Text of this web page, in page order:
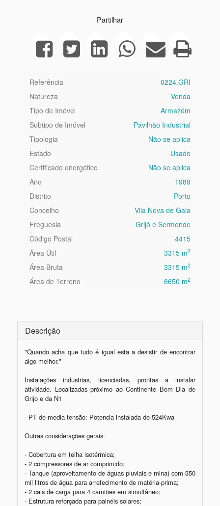
Partilhar
Referência
0224.GRI
Natureza
Venda
Tipo de Imóvel
Armazém
Subtipo de Imóvel
Pavilhão Industrial
Tipologia
Não se aplica
Estado
Usado
Certificado energético
Não se aplica
Ano
1989
Distrito
Porto
Concelho
Vila Nova de Gaia
Freguesia
Grijó e Sermonde
Código Postal
4415
Área Útil
3315 m2
Área Bruta 3315 m2
Área de Terreno 6650 m2
Descrição
"Quando acha que tudo é igual esta a desistir de encontrar
algo melhor."
Instalações industrias, licenciadas, prontas a instalar
atividade. Localizadas próximo ao Continente Bom Dia de
Grijo e da N1
- PT de media tensão: Potencia instalada de 524Kwa
Outras considerações gerais:
- Cobertura em telha isotérmica;
- 2 compressores de ar comprimido;
- Tanque (aproveitamento de águas pluviais e mina) com 350
mil litros de água para arrefecimento de matéria-prima;
- 2 cais de carga para 4 camiões em simultâneo;
- Estrutura reforçada para painéis solares;